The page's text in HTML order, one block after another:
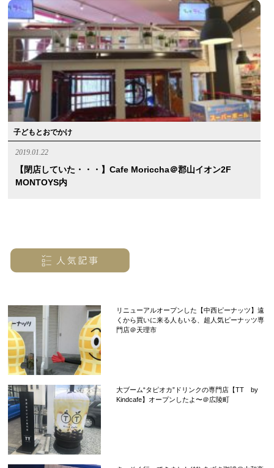
子どもとおでかけ
2019.01.22
【閉店していた・・・】cafe Moriccha＠郡山イオン2F
MONTOYS内
リニューアルオープンした【中西ピーナッツ】遠
くから買いに来る人もいる、超人気ピーナッツ専
門店＠天理市
大ブーム“タピオカ”ドリンクの専門店【TT by
Kindcafe】オープンしたよ〜＠広陵町